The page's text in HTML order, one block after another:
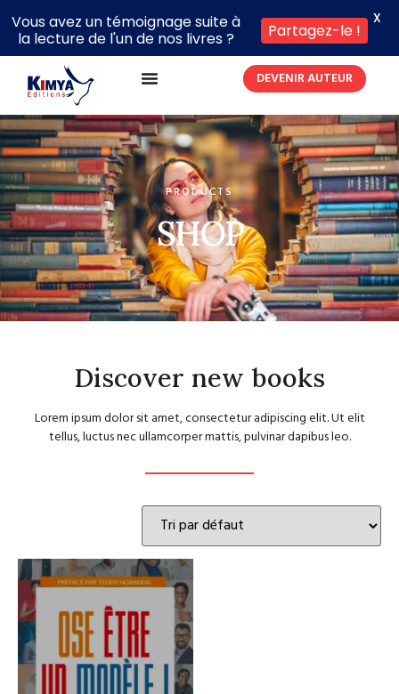
DEVENIR AUTEUR
PRODUCTS
SHOP
Discover new books
Lorem ipsum dolor sit amet, consectetur adipiscing elit. Ut elit
tellus, luctus nec ullamcorper mattis, pulvinar dapibus leo.
Vous avez un témoignage suite à
la lecture de l'un de nos livres ?
Partagez-le !
X